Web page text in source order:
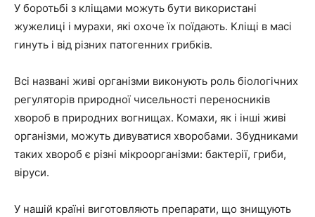
У боротьбі з кліщами можуть бути використані
жужелиці і мурахи, які охоче їх поїдають. Кліщі в масі
гинуть і від різних патогенних грибків.
Всі названі живі організми виконують роль біологічних
регуляторів природної чисельності переносників
хвороб в природних вогнищах. Комахи, як і інші живі
організми, можуть дивуватися хворобами. Збудниками
таких хвороб є різні мікроорганізми: бактерії, гриби,
віруси.
У нашій країні виготовляють препарати, що знищують